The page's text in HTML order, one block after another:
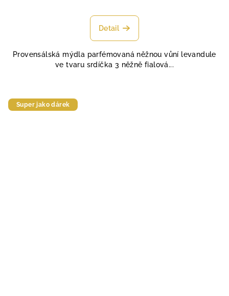
Detail
Provensálská mýdla parfémovaná něžnou vůní levandule
ve tvaru srdíčka 3 něžně fialová...
Super jako dárek